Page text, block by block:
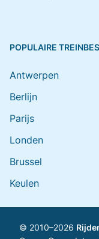
POPULAIRE
Antwerpen
Berlijn
Parijs
Londen
Brussel
Keulen
© 2010–2026